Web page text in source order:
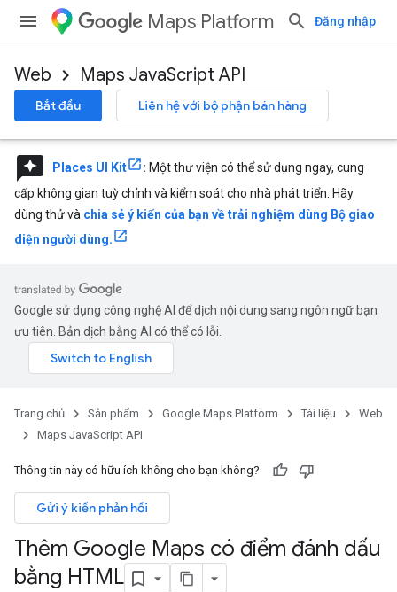
Maps Platform Đăng nhập
Web Maps JavaScript API
Bắt đầu Liên hệ với bộ phận bán hàng
reviews Places UI Kit : Một thư viện có thể sử dụng ngay, cung
cấp không gian tuỳ chỉnh và kiểm soát cho nhà phát triển. Hãy
dùng thử và chia sẻ ý kiến của bạn về trải nghiệm dùng Bộ giao
diện người dùng.
Google sử dụng công nghệ AI để dịch nội dung sang ngôn ngữ bạn
ưu tiên. Bản dịch bằng AI có thể có lỗi.
Trang chủ Sản phẩm Google Maps Platform Tài liệu
Web
Maps JavaScript API
Thông tin này có hữu ích không cho bạn không?
Gửi ý kiến phản hồi
Thêm Google Maps có điểm đánh dấu
bằng HTML